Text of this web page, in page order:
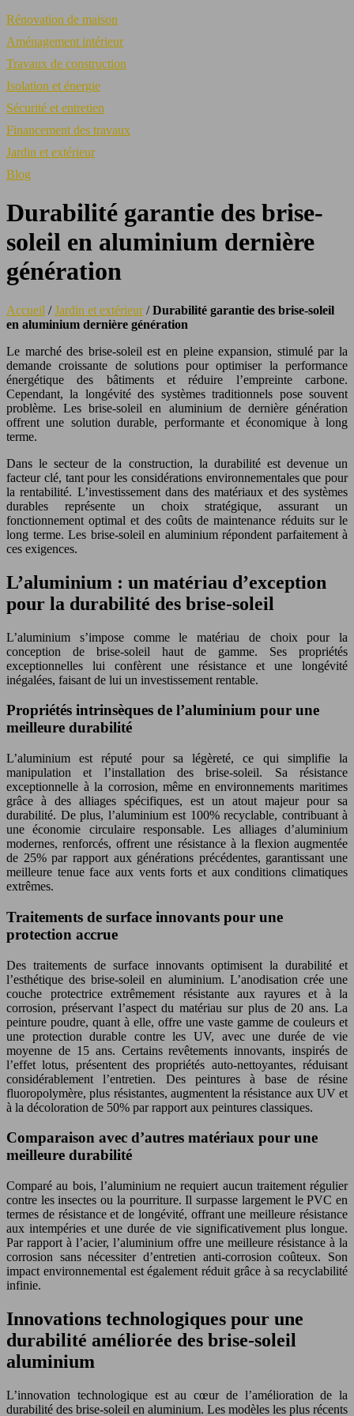
Rénovation de maison
Aménagement intérieur
Travaux de construction
Isolation et énergie
Sécurité et entretien
Financement des travaux
Jardin et extérieur
Blog
Durabilité garantie des brise-
soleil en aluminium dernière
génération
Accueil /Jardin et extérieur/Durabilité garantie des brise-soleil
en aluminium dernière génération
Le marché des brise-soleil est en pleine expansion, stimulé par la
demande croissante de solutions pour optimiser la performance
énergétique des bâtiments et réduire l’empreinte carbone.
Cependant, la longévité des systèmes traditionnels pose souvent
problème. Les brise-soleil en aluminium de dernière génération
offrent une solution durable, performante et économique à long
terme.
Dans le secteur de la construction, la durabilité est devenue un
facteur clé, tant pour les considérations environnementales que pour
la rentabilité. L’investissement dans des matériaux et des systèmes
durables représente un choix stratégique, assurant un
fonctionnement optimal et des coûts de maintenance réduits sur le
long terme. Les brise-soleil en aluminium répondent parfaitement à
ces exigences.
L’aluminium : un matériau d’exception
pour la durabilité des brise-soleil
L’aluminium s’impose comme le matériau de choix pour la
conception de brise-soleil haut de gamme. Ses propriétés
exceptionnelles lui confèrent une résistance et une longévité
inégalées, faisant de lui un investissement rentable.
Propriétés intrinsèques de l’aluminium pour une
meilleure durabilité
L’aluminium est réputé pour sa légèreté, ce qui simplifie la
manipulation et l’installation des brise-soleil. Sa résistance
exceptionnelle à la corrosion, même en environnements maritimes
grâce à des alliages spécifiques, est un atout majeur pour sa
durabilité. De plus, l’aluminium est 100% recyclable, contribuant à
une économie circulaire responsable. Les alliages d’aluminium
modernes, renforcés, offrent une résistance à la flexion augmentée
de 25% par rapport aux générations précédentes, garantissant une
meilleure tenue face aux vents forts et aux conditions climatiques
extrêmes.
Traitements de surface innovants pour une
protection accrue
Des traitements de surface innovants optimisent la durabilité et
l’esthétique des brise-soleil en aluminium. L’anodisation crée une
couche protectrice extrêmement résistante aux rayures et à la
corrosion, préservant l’aspect du matériau sur plus de 20 ans. La
peinture poudre, quant à elle, offre une vaste gamme de couleurs et
une protection durable contre les UV, avec une durée de vie
moyenne de 15 ans. Certains revêtements innovants, inspirés de
l’effet lotus, présentent des propriétés auto-nettoyantes, réduisant
considérablement l’entretien. Des peintures à base de résine
fluoropolymère, plus résistantes, augmentent la résistance aux UV et
à la décoloration de 50% par rapport aux peintures classiques.
Comparaison avec d’autres matériaux pour une
meilleure durabilité
Comparé au bois, l’aluminium ne requiert aucun traitement régulier
contre les insectes ou la pourriture. Il surpasse largement le PVC en
termes de résistance et de longévité, offrant une meilleure résistance
aux intempéries et une durée de vie significativement plus longue.
Par rapport à l’acier, l’aluminium offre une meilleure résistance à la
corrosion sans nécessiter d’entretien anti-corrosion coûteux. Son
impact environnemental est également réduit grâce à sa recyclabilité
infinie.
Innovations technologiques pour une
durabilité améliorée des brise-soleil
aluminium
L’innovation technologique est au cœur de l’amélioration de la
durabilité des brise-soleil en aluminium. Les modèles les plus récents